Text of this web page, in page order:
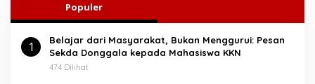
n
u
k
Populer
1
Belajar dari Masyarakat, Bukan Menggurui: Pesan
Sekda Donggala kepada Mahasiswa KKN
474 Dilihat